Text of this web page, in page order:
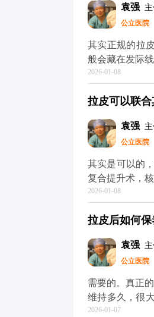
台（公众号、
袁强
公立医院
其实正规的拉
般会藏在发际
1-3个月就基本
物、海鲜和牛
护理，拉皮切
可以去官方媒
2026-01-08
拉皮可以联
袁强
公立医院
其实是可以的，
复合提升术，
很多人眼周问
比如提眉能顺
议，要是时间
半年左右），
术的问题，可
2026-01-08
拉皮后如何
袁强
公立医院
需要的。真正
维持多久，很
是皮肤老化的
2026-01-07